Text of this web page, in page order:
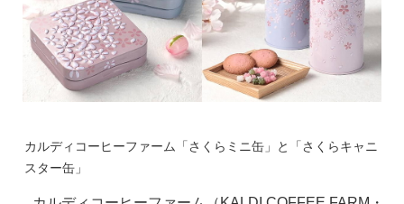
カルディコーヒーファーム「さくらミニ缶」と「さくらキャニ
スター缶」